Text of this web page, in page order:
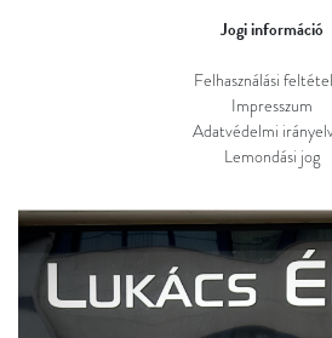
Jogi információ
Felhasználási
Impresszum
Adatvédelmi
Lemondási jog